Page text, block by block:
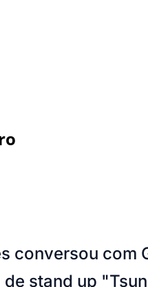
conversou com
stand up